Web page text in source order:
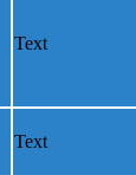
Text
Text